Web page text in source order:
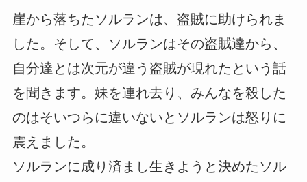
崖から落ちたソルランは、盗賊に助けられま
した。そして、ソルランはその盗賊達から、
自分達とは次元が違う盗賊が現れたという話
を聞きます。妹を連れ去り、みんなを殺した
のはそいつらに違いないとソルランは怒りに
震えました。
ソルランに成り済まし生きようと決めたソル